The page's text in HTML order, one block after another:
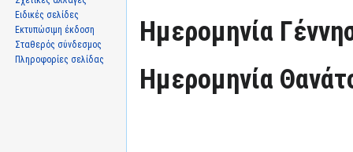
Ημερομηνία
Ημερομηνία
Ειδικές σελίδες
Εκτυπώσιμη έκδοση
Σταθερός σύνδεσμος
Πληροφορίες σελίδας